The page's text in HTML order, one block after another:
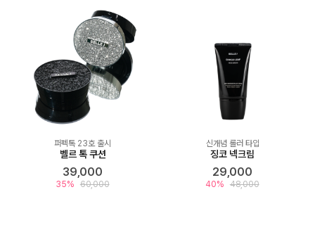
퍼펙톡 23호 출시
벨르 톡 쿠션
39,000
35% 60,000
신개념 롤러 타입
징코 넥크림
29,000
40% 48,000